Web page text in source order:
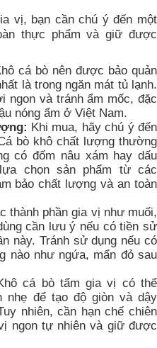
vị, bạn cần chú ý đến một
thực phẩm và giữ được
cá bò nên được bảo quản
là trong ngăn mát tủ lạnh.
ngon và tránh ẩm mốc, đặc
nóng ẩm ở Việt Nam.
Khi mua, hãy chú ý đến
bò khô chất lượng thường
có đốm nâu xám hay dấu
chọn sản phẩm từ các
bảo chất lượng và an toàn
thành phần gia vị như muối,
cần lưu ý nếu có tiền sử
này. Tránh sử dụng nếu có
nào như ngứa, mẩn đỏ sau
cá bò tẩm gia vị có thể
nhẹ để tạo độ giòn và dậy
nhiên, cần hạn chế chiên
ngon tự nhiên và giữ được